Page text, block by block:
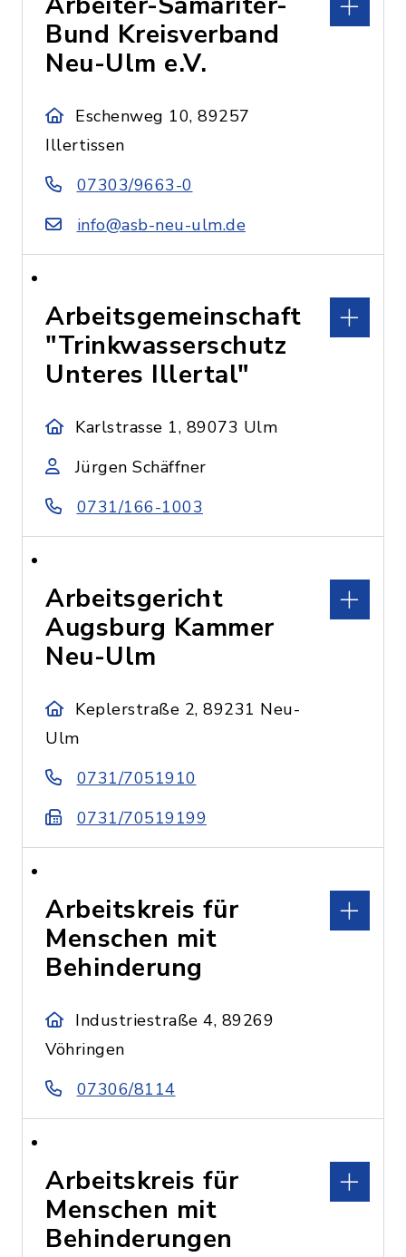
Bund Kreisverband
Neu-Ulm e.V.
Eschenweg 10, 89257
Illertissen
07303/9663-0
info@asb-neu-ulm.de
Arbeitsgemeinschaft
"Trinkwasserschutz
Unteres Illertal"
Karlstrasse 1, 89073 Ulm
Jürgen Schäffner
0731/166-1003
Arbeitsgericht
Augsburg Kammer
Neu-Ulm
Keplerstraße 2, 89231 Neu-
Ulm
0731/7051910
0731/70519199
Arbeitskreis für
Menschen mit
Behinderung
Industriestraße 4, 89269
Vöhringen
07306/8114
Arbeitskreis für
Menschen mit
Behinderungen